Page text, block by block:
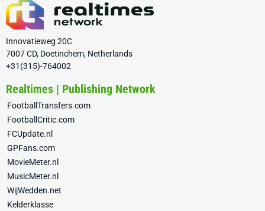
Innovatieweg 20C
7007 CD, Doetinchem, Netherlands
+31(315)-764002
Realtimes | Publishing Network
FootballTransfers.com
FootballCritic.com
FCUpdate.nl
GPFans.com
MovieMeter.nl
MusicMeter.nl
WijWedden.net
Kelderklasse